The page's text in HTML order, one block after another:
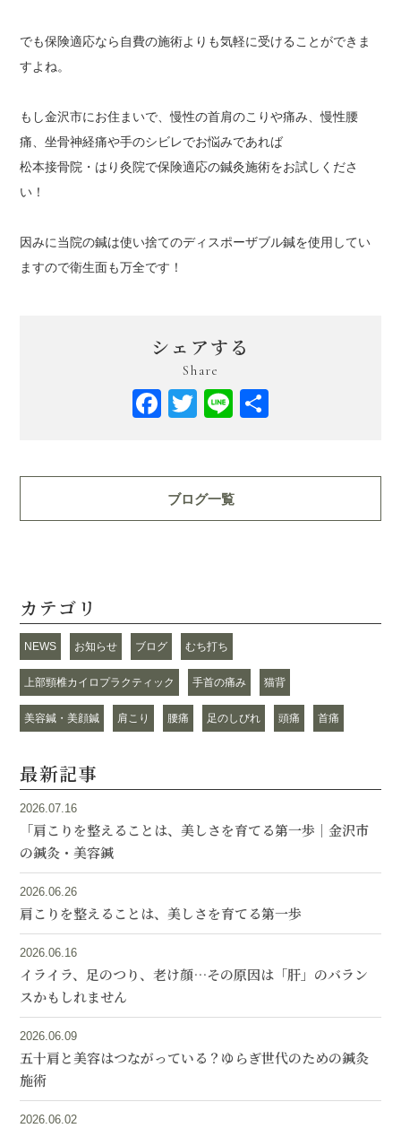
でも保険適応なら自費の施術よりも気軽に受けることができま
すよね。
もし金沢市にお住まいで、慢性の首肩のこりや痛み、慢性腰
痛、坐骨神経痛や手のシビレでお悩みであれば
松本接骨院・はり灸院で保険適応の鍼灸施術をお試しくださ
い！
因みに当院の鍼は使い捨てのディスポーザブル鍼を使用してい
ますので衛生面も万全です！
シェアする
Share
Facebook
Twitter
Line
ブログ一覧
カテゴリ
NEWS お知らせ ブログ むち打ち
上部頸椎カイロプラクティック 手首の痛み 猫背
美容鍼・美顔鍼 肩こり 腰痛 足のしびれ 頭痛 首痛
最新記事
2026.07.16
「肩こりを整えることは、美しさを育てる第一歩｜金沢市
の鍼灸・美容鍼
2026.06.26
肩こりを整えることは、美しさを育てる第一歩
2026.06.16
イライラ、足のつり、老け顔…その原因は「肝」のバラン
スかもしれません
2026.06.09
五十肩と美容はつながっている？ゆらぎ世代のための鍼灸
施術
2026.06.02